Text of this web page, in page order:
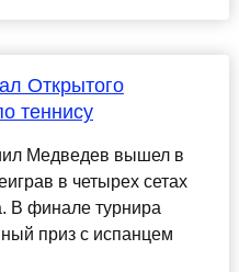
Открытого
теннису
Медведев вышел в
в четырех сетах
В финале турнира
приз с испанцем